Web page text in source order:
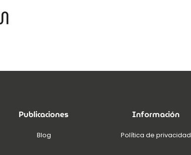
Publicaciones
Blog
Información
Política de privacidad